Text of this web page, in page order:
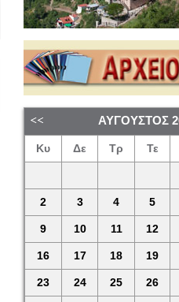
ΑΎΓΟΥΣΤΟΣ
Κυ Δε Τρ Τε
2 3 4 5
9 10 11 12
16 17 18 19
23 24 25 26